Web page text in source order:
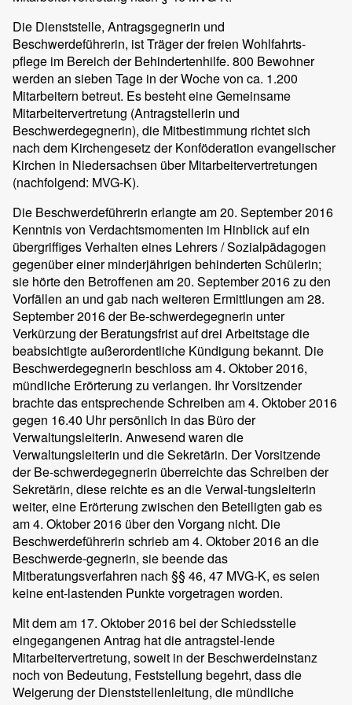
Die Dienststelle, Antragsgegnerin und
Beschwerdeführerin, ist Träger der freien Wohlfahrts-
pflege im Bereich der Behindertenhilfe. 800 Bewohner
werden an sieben Tage in der Woche von ca. 1.200
Mitarbeitern betreut. Es besteht eine Gemeinsame
Mitarbeitervertretung (Antragstellerin und
Beschwerdegegnerin), die Mitbestimmung richtet sich
nach dem Kirchengesetz der Konföderation evangelischer
Kirchen in Niedersachsen über Mitarbeitervertretungen
(nachfolgend: MVG-K).
Die Beschwerdeführerin erlangte am 20. September 2016
Kenntnis von Verdachtsmomenten im Hinblick auf ein
übergriffiges Verhalten eines Lehrers / Sozialpädagogen
gegenüber einer minderjährigen behinderten Schülerin;
sie hörte den Betroffenen am 20. September 2016 zu den
Vorfällen an und gab nach weiteren Ermittlungen am 28.
September 2016 der Be-schwerdegegnerin unter
Verkürzung der Beratungsfrist auf drei Arbeitstage die
beabsichtigte außerordentliche Kündigung bekannt. Die
Beschwerdegegnerin beschloss am 4. Oktober 2016,
mündliche Erörterung zu verlangen. Ihr Vorsitzender
brachte das entsprechende Schreiben am 4. Oktober 2016
gegen 16.40 Uhr persönlich in das Büro der
Verwaltungsleiterin. Anwesend waren die
Verwaltungsleiterin und die Sekretärin. Der Vorsitzende
der Be-schwerdegegnerin überreichte das Schreiben der
Sekretärin, diese reichte es an die Verwal-tungsleiterin
weiter, eine Erörterung zwischen den Beteiligten gab es
am 4. Oktober 2016 über den Vorgang nicht. Die
Beschwerdeführerin schrieb am 4. Oktober 2016 an die
Beschwerde-gegnerin, sie beende das
Mitberatungsverfahren nach §§ 46, 47 MVG-K, es seien
keine ent-lastenden Punkte vorgetragen worden.
Mit dem am 17. Oktober 2016 bei der Schiedsstelle
eingegangenen Antrag hat die antragstel-lende
Mitarbeitervertretung, soweit in der Beschwerdeinstanz
noch von Bedeutung, Feststellung begehrt, dass die
Weigerung der Dienststellenleitung, die mündliche